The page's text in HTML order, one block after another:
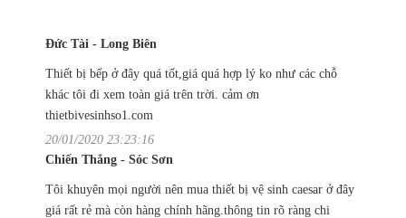
Đức Tài - Long Biên
Thiết bị bếp ở đây quá tốt,giá quá hợp lý ko như các chỗ
khác tôi đi xem toàn giá trên trời. cảm ơn
thietbivesinhso1.com
20/01/2020 23:23:16
Chiến Thắng - Sóc Sơn
Tôi khuyên mọi người nên mua thiết bị vệ sinh caesar ở đây
giá rất rẻ mà còn hàng chính hãng.thông tin rõ ràng chi